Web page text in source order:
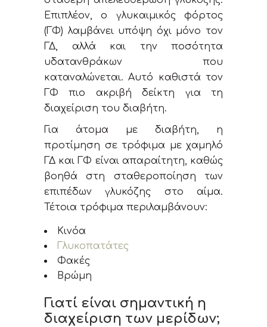
Επιπλέον, ο γλυκαιμικός φόρτος
(ΓΦ) λαμβάνει υπόψη όχι μόνο τον
ΓΔ, αλλά και την ποσότητα
υδατανθράκων που
καταναλώνεται. Αυτό καθιστά τον
ΓΦ πιο ακριβή δείκτη για τη
διαχείριση του διαβήτη.
Για άτομα με διαβήτη, η
προτίμηση σε τρόφιμα με χαμηλό
ΓΔ και ΓΦ είναι απαραίτητη, καθώς
βοηθά στη σταθεροποίηση των
επιπέδων γλυκόζης στο αίμα.
Τέτοια τρόφιμα περιλαμβάνουν:
Κινόα
Γλυκοπατάτες
Φακές
Βρώμη
Γιατί είναι σημαντική η
διαχείριση των μερίδων;